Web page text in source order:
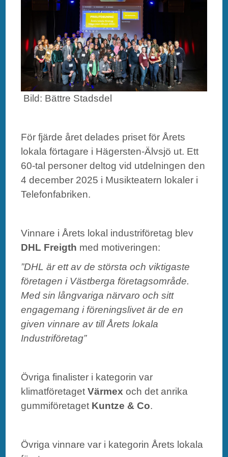
Bild: Bättre Stadsdel
För fjärde året delades priset för Årets
lokala förtagare i Hägersten-Älvsjö ut. Ett
60-tal personer deltog vid utdelningen den
4 december 2025 i Musikteatern lokaler i
Telefonfabriken.
Vinnare i Årets lokal industriföretag blev
DHL Freigth med motiveringen:
”DHL är ett av de största och viktigaste
företagen i Västberga företagsområde.
Med sin långvariga närvaro och sitt
engagemang i föreningslivet är de en
given vinnare av till Årets lokala
Industriföretag”
Övriga finalister i kategorin var
klimatföretagetVärmex och det anrika
gummiföretaget Kuntze & Co.
Övriga vinnare var i kategorin Årets lokala